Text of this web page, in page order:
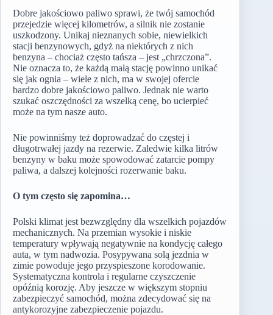
Dobre jakościowo paliwo sprawi, że twój samochód
przejedzie więcej kilometrów, a silnik nie zostanie
uszkodzony. Unikaj nieznanych sobie, niewielkich
stacji benzynowych, gdyż na niektórych z nich
benzyna – chociaż często tańsza – jest „chrzczona”.
Nie oznacza to, że każdą małą stację powinno unikać
się jak ognia – wiele z nich, ma w swojej ofercie
bardzo dobre jakościowo paliwo. Jednak nie warto
szukać oszczędności za wszelką cenę, bo ucierpieć
może na tym nasze auto.
Nie powinniśmy też doprowadzać do częstej i
długotrwałej jazdy na rezerwie. Zaledwie kilka litrów
benzyny w baku może spowodować zatarcie pompy
paliwa, a dalszej kolejności rozerwanie baku.
O tym często się zapomina…
Polski klimat jest bezwzględny dla wszelkich pojazdów
mechanicznych. Na przemian wysokie i niskie
temperatury wpływają negatywnie na kondycję całego
auta, w tym nadwozia. Posypywana solą jezdnia w
zimie powoduje jego przyspieszone korodowanie.
Systematyczna kontrola i regularne czyszczenie
opóźnią korozję. Aby jeszcze w większym stopniu
zabezpieczyć samochód, można zdecydować się na
antykorozyjne zabezpieczenie pojazdu.